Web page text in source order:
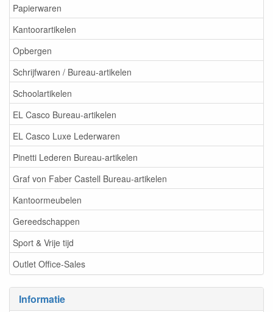
Papierwaren
Kantoorartikelen
Opbergen
Schrijfwaren / Bureau-artikelen
Schoolartikelen
EL Casco Bureau-artikelen
EL Casco Luxe Lederwaren
Pinetti Lederen Bureau-artikelen
Graf von Faber Castell Bureau-artikelen
Kantoormeubelen
Gereedschappen
Sport & Vrije tijd
Outlet Office-Sales
Informatie